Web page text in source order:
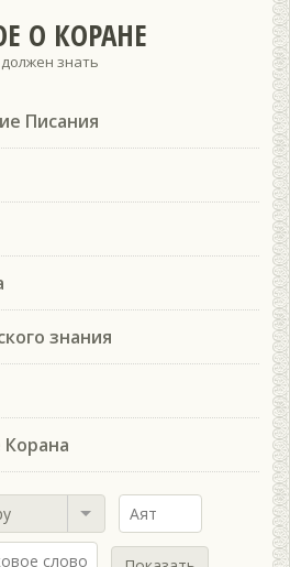
О КОРАНЕ
знать
Писания
знания